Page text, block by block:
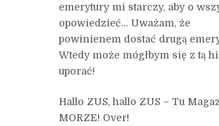
emerytury mi starczy, aby o
opowiedzieć… Uważam, że
powinienem dostać drugą
Wtedy może mógłbym się z tą
uporać!
Hallo ZUS, hallo ZUS – Tu
MORZE! Over!